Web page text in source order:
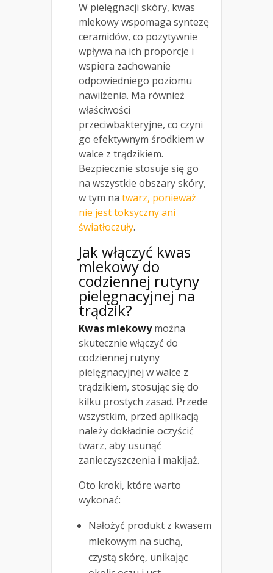
W pielęgnacji skóry, kwas
mlekowy wspomaga syntezę
ceramidów, co pozytywnie
wpływa na ich proporcje i
wspiera zachowanie
odpowiedniego poziomu
nawilżenia. Ma również
właściwości
przeciwbakteryjne, co czyni
go efektywnym środkiem w
walce z trądzikiem.
Bezpiecznie stosuje się go
na wszystkie obszary skóry,
w tym na twarz, ponieważ
nie jest toksyczny ani
światłoczuły.
Jak włączyć kwas
mlekowy do
codziennej rutyny
pielęgnacyjnej na
trądzik?
Kwas mlekowymożna
skutecznie włączyć do
codziennej rutyny
pielęgnacyjnej w walce z
trądzikiem, stosując się do
kilku prostych zasad. Przede
wszystkim, przed aplikacją
należy dokładnie oczyścić
twarz, aby usunąć
zanieczyszczenia i makijaż.
Oto kroki, które warto
wykonać:
Nałożyć produkt z kwasem
mlekowym na suchą,
czystą skórę, unikając